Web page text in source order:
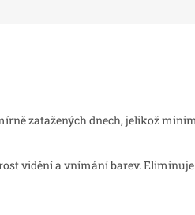
zatažených dnech, jelikož
vidění a vnímání barev.